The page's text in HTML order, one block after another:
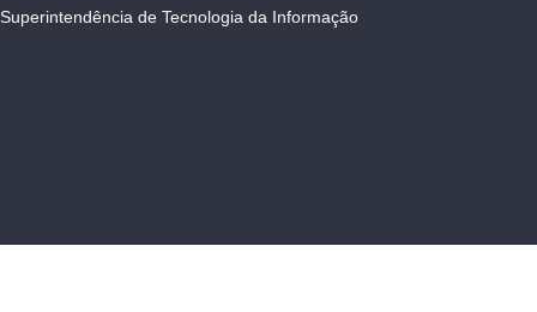
Superintendência de Tecnologia da Informação